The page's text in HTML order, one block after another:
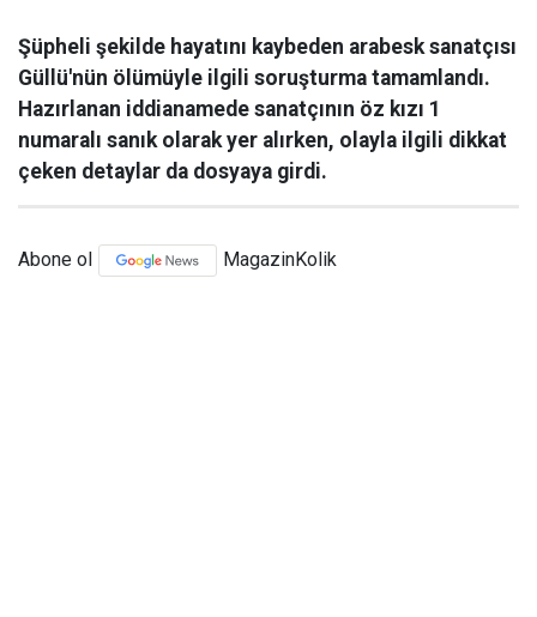
Şüpheli şekilde hayatını kaybeden arabesk sanatçısı
Güllü'nün ölümüyle ilgili soruşturma tamamlandı.
Hazırlanan iddianamede sanatçının öz kızı 1
numaralı sanık olarak yer alırken, olayla ilgili dikkat
çeken detaylar da dosyaya girdi.
Abone ol MagazinKolik